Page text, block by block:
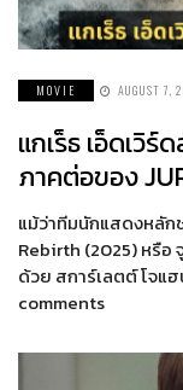
MOVIE AUGUST 7,
แกเร็ธ เอ็ดเวิ
ภาคต่อของ
แม้ว่าทีมนักแสดงหลั
Rebirth (2025) หรือ
ด้วย สการ์เลตต์ โจแ
comments